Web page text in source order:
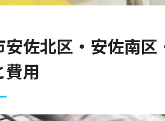
安佐北区・安佐南
費用